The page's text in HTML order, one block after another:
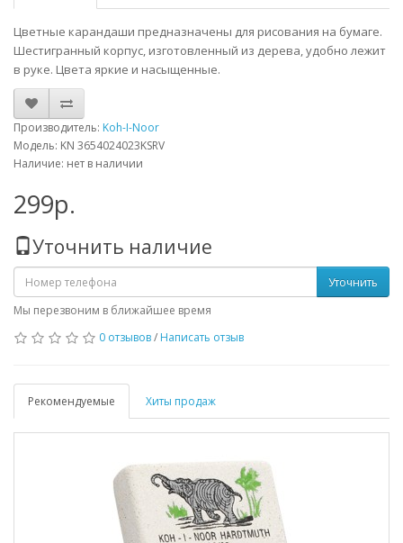
Цветные карандаши предназначены для рисования на бумаге.
Шестигранный корпус, изготовленный из дерева, удобно лежит
в руке. Цвета яркие и насыщенные.
Производитель: Koh-I-Noor
Модель: KN 3654024023KSRV
Наличие: нет в наличии
299р.
Уточнить наличие
Уточнить
Мы перезвоним в ближайшее время
0 отзывов/ Написать отзыв
Рекомендуемые Хиты продаж